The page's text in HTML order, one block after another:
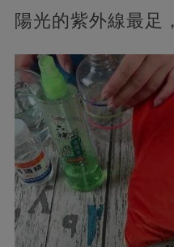
陽光的紫外線最足